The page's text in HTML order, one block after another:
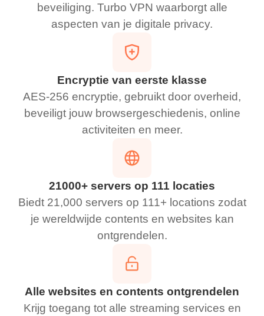
beveiliging. Turbo VPN waarborgt alle
aspecten van je digitale privacy.
­Encryptie van eerste klasse
AES-256 encryptie, gebruikt door overheid,
beveiligt jouw browsergeschiedenis, online
activiteiten en meer.
21000+ servers op 111 locaties
Biedt 21,000 servers op 111+ locations zodat
je wereldwijde contents en websites kan
ontgrendelen.
Alle websites en contents ontgrendelen
Krijg toegang tot alle streaming services en